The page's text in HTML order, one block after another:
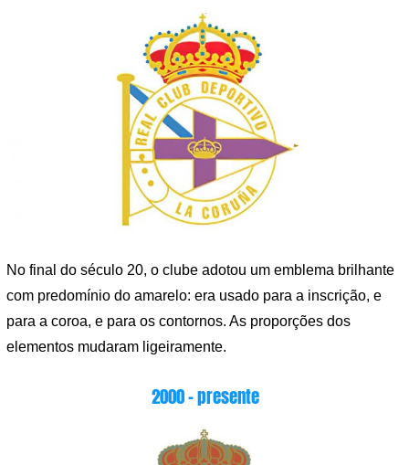
No final do século 20, o clube adotou um emblema brilhante
com predomínio do amarelo: era usado para a inscrição, e
para a coroa, e para os contornos. As proporções dos
elementos mudaram ligeiramente.
2000 – presente